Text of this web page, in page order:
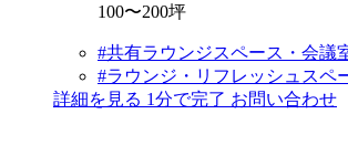
100〜200坪
#共有ラウンジスペース・会議
#ラウンジ・リフレッシュスペ
詳細を見る 1分で完了 お問い合わせ